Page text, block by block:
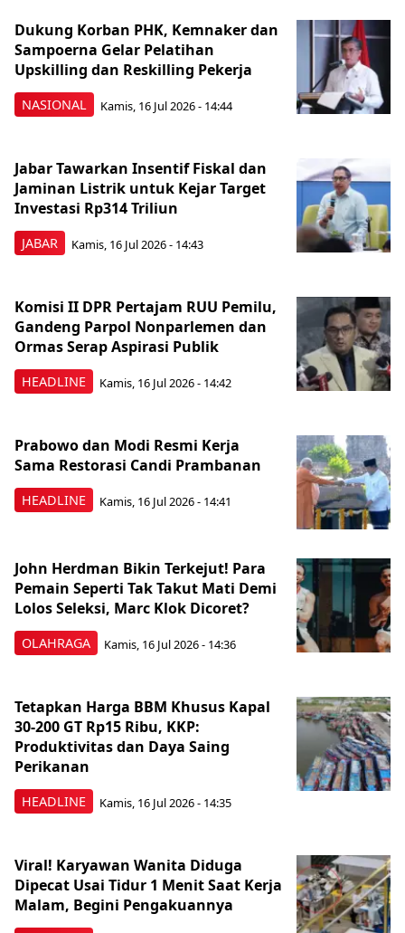
NASIONAL
Dukung Korban PHK, Kemnaker dan
Sampoerna Gelar Pelatihan
Upskilling dan Reskilling Pekerja
Kamis, 16 Jul 2026 - 14:44
JABAR
Jabar Tawarkan Insentif Fiskal dan
Jaminan Listrik untuk Kejar Target
Investasi Rp314 Triliun
Kamis, 16 Jul 2026 - 14:43
HEADLINE
Komisi II DPR Pertajam RUU Pemilu,
Gandeng Parpol Nonparlemen dan
Ormas Serap Aspirasi Publik
Kamis, 16 Jul 2026 - 14:42
HEADLINE
Prabowo dan Modi Resmi Kerja
Sama Restorasi Candi Prambanan
Kamis, 16 Jul 2026 - 14:41
OLAHRAGA
John Herdman Bikin Terkejut! Para
Pemain Seperti Tak Takut Mati Demi
Lolos Seleksi, Marc Klok Dicoret?
Kamis, 16 Jul 2026 - 14:36
HEADLINE
Tetapkan Harga BBM Khusus Kapal
30-200 GT Rp15 Ribu, KKP:
Produktivitas dan Daya Saing
Perikanan
Kamis, 16 Jul 2026 - 14:35
Viral! Karyawan Wanita Diduga
Dipecat Usai Tidur 1 Menit Saat Kerja
Malam, Begini Pengakuannya